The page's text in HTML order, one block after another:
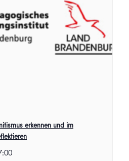
erkennen und im